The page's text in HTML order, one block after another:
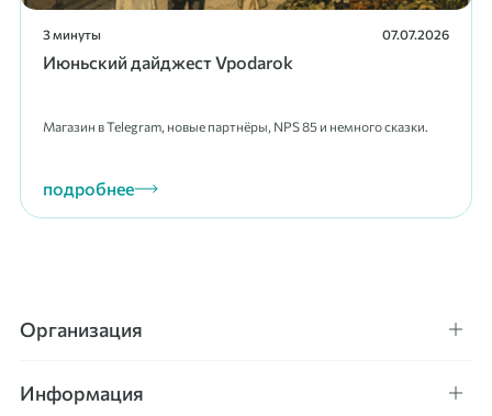
3 минуты 07.07.2026
Июньский дайджест Vpodarok
Магазин в Telegram, новые партнёры, NPS 85 и немного сказки.
подробнее
Организация
Информация